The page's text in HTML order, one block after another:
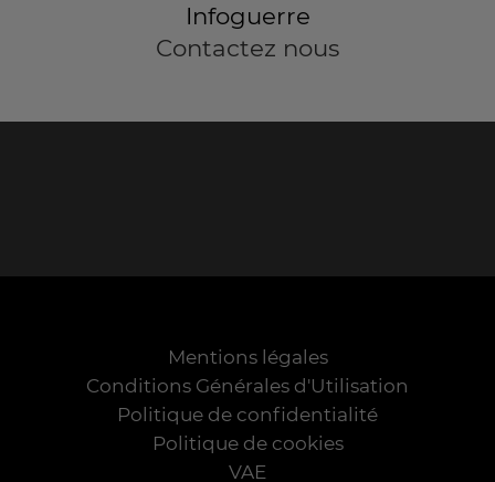
Infoguerre
Contactez nous
Mentions légales
Conditions Générales d'Utilisation
Politique de confidentialité
Politique de cookies
VAE